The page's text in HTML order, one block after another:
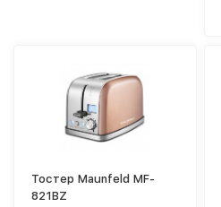
Тостер Maunfeld MF-
821BZ